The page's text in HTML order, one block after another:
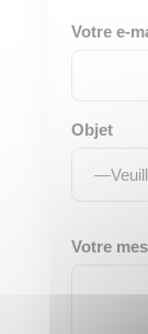
Votre e-
Objet
Votre